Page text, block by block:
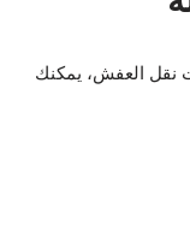
نقل العفش، يمكنك